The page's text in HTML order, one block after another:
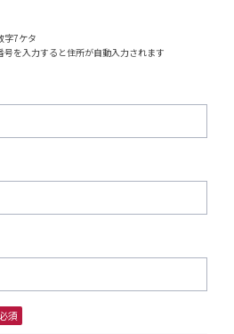
字7ケタ
を入力すると住所が自動入力されます
須